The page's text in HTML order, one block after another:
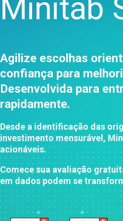
Minitab
Agilize escolhas
confiança para
Desenvolvida para
rapidamente.
Desde a identificação das
investimento mensurável,
acionáveis.
Comece sua avaliação
em dados podem se